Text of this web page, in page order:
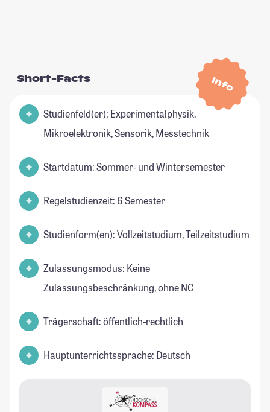
Info
Short-Facts
Studienfeld(er): Experimentalphysik,
Mikroelektronik, Sensorik, Messtechnik
Startdatum: Sommer- und Wintersemester
Regelstudienzeit: 6 Semester
Studienform(en): Vollzeitstudium, Teilzeitstudium
Zulassungsmodus: Keine
Zulassungsbeschränkung, ohne NC
Trägerschaft: öffentlich-rechtlich
Hauptunterrichtssprache: Deutsch